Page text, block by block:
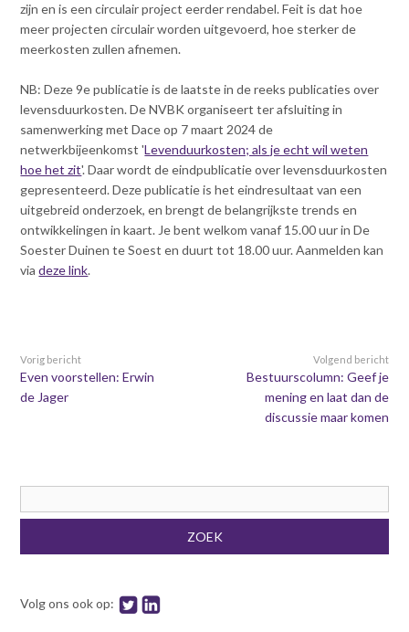
zijn en is een circulair project eerder rendabel. Feit is dat hoe
meer projecten circulair worden uitgevoerd, hoe sterker de
meerkosten zullen afnemen.
NB: Deze 9e publicatie is de laatste in de reeks publicaties over
levensduurkosten. De NVBK organiseert ter afsluiting in
samenwerking met Dace op 7 maart 2024 de
netwerkbijeenkomst 'Levenduurkosten; als je echt wil weten
hoe het zit'. Daar wordt de eindpublicatie over levensduurkosten
gepresenteerd. Deze publicatie is het eindresultaat van een
uitgebreid onderzoek, en brengt de belangrijkste trends en
ontwikkelingen in kaart. Je bent welkom vanaf 15.00 uur in De
Soester Duinen te Soest en duurt tot 18.00 uur. Aanmelden kan
viadeze link.
Vorig bericht
Even voorstellen: Erwin
de Jager
Volgend bericht
Bestuurscolumn: Geef je
mening en laat dan de
discussie maar komen
ZOEK
Volg ons ook op: